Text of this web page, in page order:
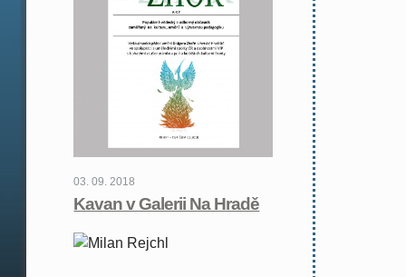
03. 09. 2018
Kavan v Galerii Na Hradě